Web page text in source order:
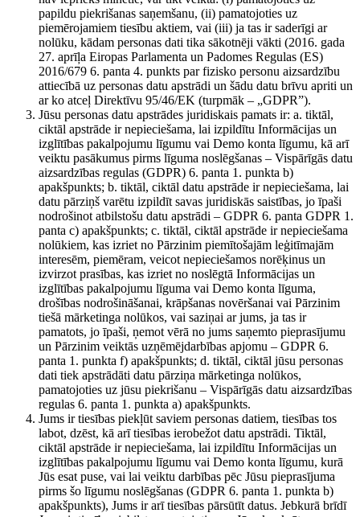
papildu piekrišanas saņemšanu, (ii) pamatojoties uz
piemērojamiem tiesību aktiem, vai (iii) ja tas ir saderīgi ar
nolūku, kādam personas dati tika sākotnēji vākti (2016. gada
27. aprīļa Eiropas Parlamenta un Padomes Regulas (ES)
2016/679 6. panta 4. punkts par fizisko personu aizsardzību
attiecībā uz personas datu apstrādi un šādu datu brīvu apriti un
ar ko atceļ Direktīvu 95/46/EK (turpmāk – „GDPR”).
Jūsu personas datu apstrādes juridiskais pamats ir: a. tiktāl,
ciktāl apstrāde ir nepieciešama, lai izpildītu Informācijas un
izglītības pakalpojumu līgumu vai Demo konta līgumu, kā arī
veiktu pasākumus pirms līguma noslēgšanas – Vispārīgās datu
aizsardzības regulas (GDPR) 6. panta 1. punkta b)
apakšpunkts; b. tiktāl, ciktāl datu apstrāde ir nepieciešama, lai
datu pārziņš varētu izpildīt savas juridiskās saistības, jo īpaši
nodrošinot atbilstošu datu apstrādi – GDPR 6. panta GDPR 1.
panta c) apakšpunkts; c. tiktāl, ciktāl apstrāde ir nepieciešama
nolūkiem, kas izriet no Pārzinim piemītošajām leģitīmajām
interesēm, piemēram, veicot nepieciešamos norēķinus un
izvirzot prasības, kas izriet no noslēgtā Informācijas un
izglītības pakalpojumu līguma vai Demo konta līguma,
drošības nodrošināšanai, krāpšanas novēršanai vai Pārzinim
tiešā mārketinga nolūkos, vai saziņai ar jums, ja tas ir
pamatots, jo īpaši, ņemot vērā no jums saņemto pieprasījumu
un Pārzinim veiktās uzņēmējdarbības apjomu – GDPR 6.
panta 1. punkta f) apakšpunkts; d. tiktāl, ciktāl jūsu personas
dati tiek apstrādāti datu pārziņa mārketinga nolūkos,
pamatojoties uz jūsu piekrišanu – Vispārīgās datu aizsardzības
regulas 6. panta 1. punkta a) apakšpunkts.
Jums ir tiesības piekļūt saviem personas datiem, tiesības tos
labot, dzēst, kā arī tiesības ierobežot datu apstrādi. Tiktāl,
ciktāl apstrāde ir nepieciešama, lai izpildītu Informācijas un
izglītības pakalpojumu līgumu vai Demo konta līgumu, kurā
Jūs esat puse, vai lai veiktu darbības pēc Jūsu pieprasījuma
pirms šo līgumu noslēgšanas (GDPR 6. panta 1. punkta b)
apakšpunkts), Jums ir arī tiesības pārsūtīt datus. Jebkurā brīdī